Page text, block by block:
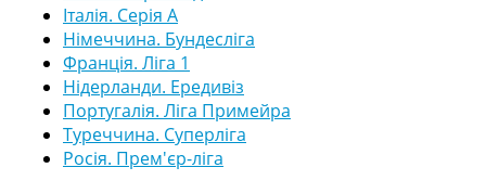
Італія. Серія А
Німеччина. Бундесліга
Франція. Ліга 1
Нідерланди. Ередивіз
Португалія. Ліга Примейра
Туреччина. Суперліга
Росія. Прем'єр-ліга